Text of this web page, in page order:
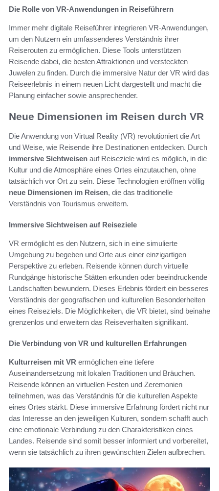
Die Rolle von VR-Anwendungen in Reiseführern
Immer mehr digitale Reiseführer integrieren VR-Anwendungen,
um den Nutzern ein umfassenderes Verständnis ihrer
Reiserouten zu ermöglichen. Diese Tools unterstützen
Reisende dabei, die besten Attraktionen und versteckten
Juwelen zu finden. Durch die immersive Natur der VR wird das
Reiseerlebnis in einem neuen Licht dargestellt und macht die
Planung einfacher sowie ansprechender.
Neue Dimensionen im Reisen durch VR
Die Anwendung von Virtual Reality (VR) revolutioniert die Art
und Weise, wie Reisende ihre Destinationen entdecken. Durch
immersive Sichtweisen auf Reiseziele wird es möglich, in die
Kultur und die Atmosphäre eines Ortes einzutauchen, ohne
tatsächlich vor Ort zu sein. Diese Technologien eröffnen völlig
neue Dimensionen im Reisen, die das traditionelle
Verständnis von Tourismus erweitern.
Immersive Sichtweisen auf Reiseziele
VR ermöglicht es den Nutzern, sich in eine simulierte
Umgebung zu begeben und Orte aus einer einzigartigen
Perspektive zu erleben. Reisende können durch virtuelle
Rundgänge historische Stätten erkunden oder beeindruckende
Landschaften bewundern. Dieses Erlebnis fördert ein besseres
Verständnis der geografischen und kulturellen Besonderheiten
eines Reiseziels. Die Möglichkeiten, die VR bietet, sind beinahe
grenzenlos und erweitern das Reiseverhalten signifikant.
Die Verbindung von VR und kulturellen Erfahrungen
Kulturreisen mit VR ermöglichen eine tiefere
Auseinandersetzung mit lokalen Traditionen und Bräuchen.
Reisende können an virtuellen Festen und Zeremonien
teilnehmen, was das Verständnis für die kulturellen Aspekte
eines Ortes stärkt. Diese immersive Erfahrung fördert nicht nur
das Interesse an den jeweiligen Kulturen, sondern schafft auch
eine emotionale Verbindung zu den Charakteristiken eines
Landes. Reisende sind somit besser informiert und vorbereitet,
wenn sie tatsächlich zu ihren gewünschten Zielen aufbrechen.